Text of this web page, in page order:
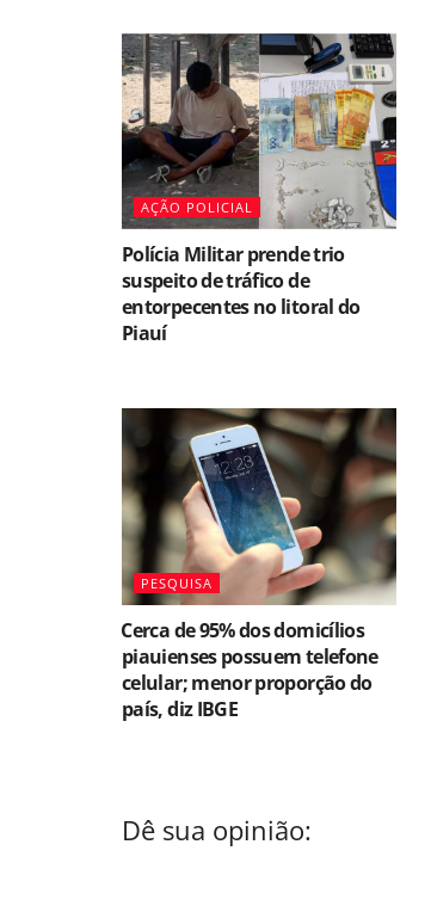
AÇÃO POLICIAL
Polícia Militar prende trio
suspeito de tráfico de
entorpecentes no litoral do
Piauí
PESQUISA
⁠Cerca de 95% dos domicílios
piauienses possuem telefone
celular; menor proporção do
país, diz IBGE
Dê sua opinião: